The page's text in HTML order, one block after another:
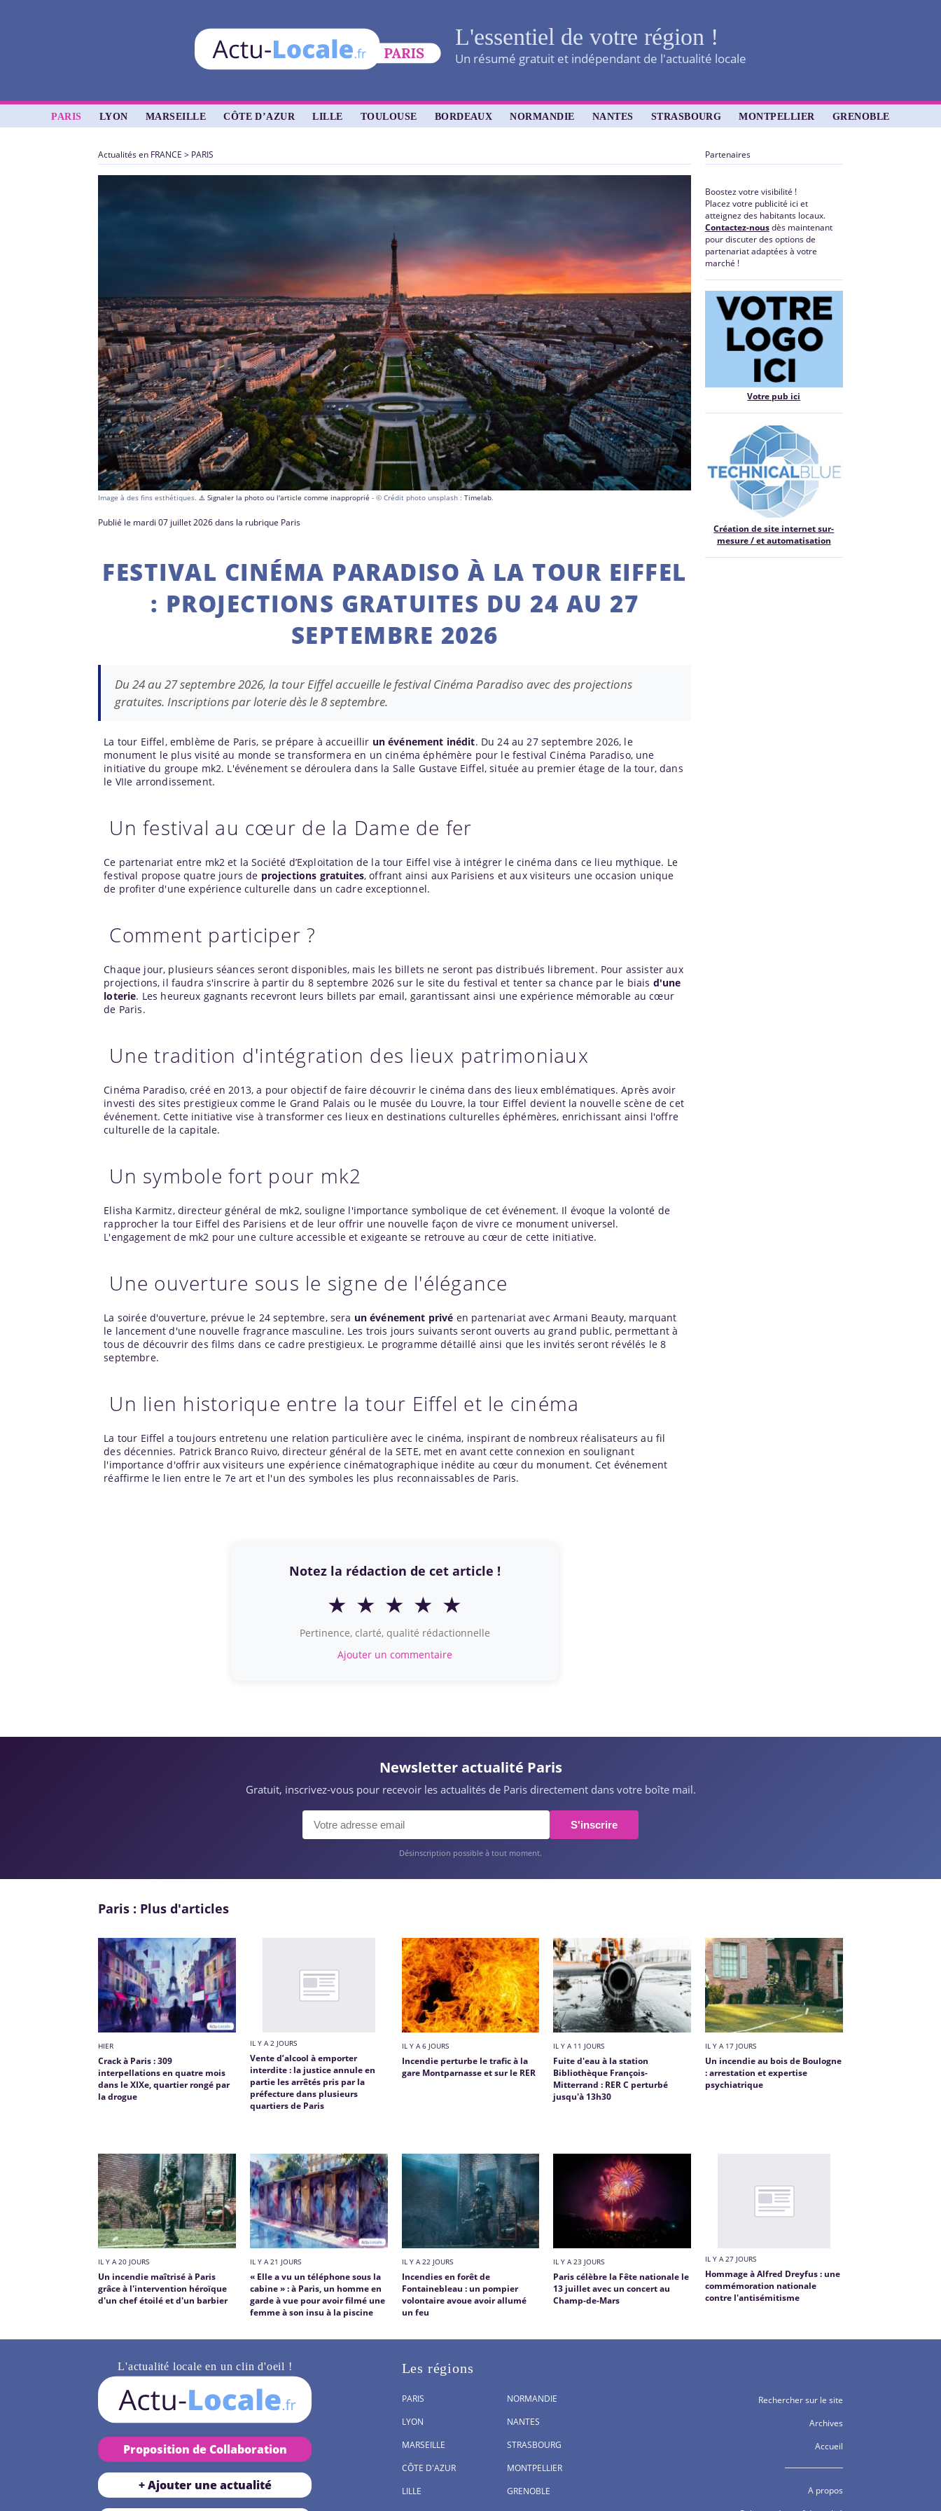
L'essentiel de votre région !
Un résumé gratuit et indépendant de l'actualité locale
PARIS LYON MARSEILLE CÔTE D’AZUR LILLE TOULOUSE BORDEAUX NORMANDIE NANTES STRASBOURG MONTPELLIER GRENOBLE
Actualités en FRANCE > PARIS
Image à des fins esthétiques.⚠️ Signaler la photo ou l'article comme inapproprié - © Crédit photo unsplash :Timelab.
Publié le mardi 07 juillet 2026 dans la rubrique Paris
FESTIVAL CINÉMA PARADISO À LA TOUR EIFFEL
: PROJECTIONS GRATUITES DU 24 AU 27
SEPTEMBRE 2026
Du 24 au 27 septembre 2026, la tour Eiffel accueille le festival Cinéma Paradiso avec des projections
gratuites. Inscriptions par loterie dès le 8 septembre.
La tour Eiffel, emblème de Paris, se prépare à accueillir un événement inédit. Du 24 au 27 septembre 2026, le
monument le plus visité au monde se transformera en un cinéma éphémère pour le festival Cinéma Paradiso, une
initiative du groupe mk2. L'événement se déroulera dans la Salle Gustave Eiffel, située au premier étage de la tour, dans
le VIIe arrondissement.
Un festival au cœur de la Dame de fer
Ce partenariat entre mk2 et la Société d’Exploitation de la tour Eiffel vise à intégrer le cinéma dans ce lieu mythique. Le
festival propose quatre jours de projections gratuites, offrant ainsi aux Parisiens et aux visiteurs une occasion unique
de profiter d'une expérience culturelle dans un cadre exceptionnel.
Comment participer ?
Chaque jour, plusieurs séances seront disponibles, mais les billets ne seront pas distribués librement. Pour assister aux
projections, il faudra s'inscrire à partir du 8 septembre 2026 sur le site du festival et tenter sa chance par le biais d'une
loterie. Les heureux gagnants recevront leurs billets par email, garantissant ainsi une expérience mémorable au cœur
de Paris.
Une tradition d'intégration des lieux patrimoniaux
Cinéma Paradiso, créé en 2013, a pour objectif de faire découvrir le cinéma dans des lieux emblématiques. Après avoir
investi des sites prestigieux comme le Grand Palais ou le musée du Louvre, la tour Eiffel devient la nouvelle scène de cet
événement. Cette initiative vise à transformer ces lieux en destinations culturelles éphémères, enrichissant ainsi l'offre
culturelle de la capitale.
Un symbole fort pour mk2
Elisha Karmitz, directeur général de mk2, souligne l'importance symbolique de cet événement. Il évoque la volonté de
rapprocher la tour Eiffel des Parisiens et de leur offrir une nouvelle façon de vivre ce monument universel.
L'engagement de mk2 pour une culture accessible et exigeante se retrouve au cœur de cette initiative.
Une ouverture sous le signe de l'élégance
La soirée d'ouverture, prévue le 24 septembre, sera un événement privé en partenariat avec Armani Beauty, marquant
le lancement d'une nouvelle fragrance masculine. Les trois jours suivants seront ouverts au grand public, permettant à
tous de découvrir des films dans ce cadre prestigieux. Le programme détaillé ainsi que les invités seront révélés le 8
septembre.
Un lien historique entre la tour Eiffel et le cinéma
La tour Eiffel a toujours entretenu une relation particulière avec le cinéma, inspirant de nombreux réalisateurs au fil
des décennies. Patrick Branco Ruivo, directeur général de la SETE, met en avant cette connexion en soulignant
l'importance d'offrir aux visiteurs une expérience cinématographique inédite au cœur du monument. Cet événement
réaffirme le lien entre le 7e art et l'un des symboles les plus reconnaissables de Paris.
Notez la rédaction de cet article !
★ ★ ★ ★ ★
Pertinence, clarté, qualité rédactionnelle
Ajouter un commentaire
Partenaires
Boostez votre visibilité !
Placez votre publicité ici et
atteignez des habitants locaux.
Contactez-nousdès maintenant
pour discuter des options de
partenariat adaptées à votre
marché !
Votre pub ici
Création de site internet sur-
mesure / et automatisation
Newsletter actualité Paris
Gratuit, inscrivez-vous pour recevoir les actualités de Paris directement dans votre boîte mail.
S'inscrire
Désinscription possible à tout moment.
Paris : Plus d'articles
HIER
Crack à Paris : 309
interpellations en quatre mois
dans le XIXe, quartier rongé par
la drogue
IL Y A 2 JOURS
Vente d’alcool à emporter
interdite : la justice annule en
partie les arrêtés pris par la
préfecture dans plusieurs
quartiers de Paris
IL Y A 6 JOURS
Incendie perturbe le trafic à la
gare Montparnasse et sur le RER
IL Y A 11 JOURS
Fuite d'eau à la station
Bibliothèque François-
Mitterrand : RER C perturbé
jusqu'à 13h30
IL Y A 17 JOURS
Un incendie au bois de Boulogne
: arrestation et expertise
psychiatrique
IL Y A 20 JOURS
Un incendie maîtrisé à Paris
grâce à l'intervention héroïque
d'un chef étoilé et d'un barbier
IL Y A 21 JOURS
« Elle a vu un téléphone sous la
cabine » : à Paris, un homme en
garde à vue pour avoir filmé une
femme à son insu à la piscine
IL Y A 22 JOURS
Incendies en forêt de
Fontainebleau : un pompier
volontaire avoue avoir allumé
un feu
IL Y A 23 JOURS
Paris célèbre la Fête nationale le
13 juillet avec un concert au
Champ-de-Mars
IL Y A 27 JOURS
Hommage à Alfred Dreyfus : une
commémoration nationale
contre l'antisémitisme
L'actualité locale en un clin d'oeil !
Proposition de Collaboration
+ Ajouter une actualité
Les régions
PARIS
LYON
MARSEILLE
CÔTE D'AZUR
LILLE
NORMANDIE
NANTES
STRASBOURG
MONTPELLIER
GRENOBLE
Rechercher sur le site
Archives
Accueil
A propos